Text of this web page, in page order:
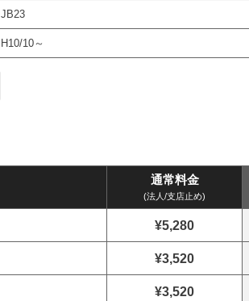
JB23
H10/10～
通常料金
(法人/支店止め)
¥5,280
¥3,520
¥3,520